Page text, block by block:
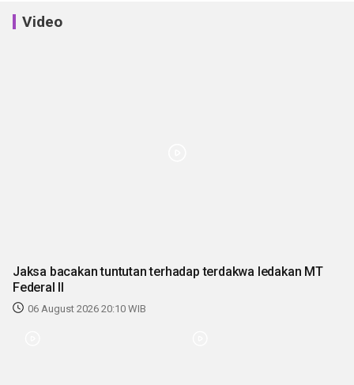
Video
Jaksa bacakan tuntutan terhadap terdakwa ledakan MT
Federal II
06 August 2026 20:10 WIB